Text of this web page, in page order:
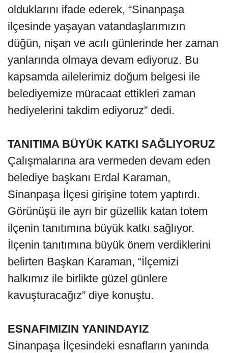
olduklarını ifade ederek, “Sinanpaşa
ilçesinde yaşayan vatandaşlarımızın
düğün, nişan ve acılı günlerinde her zaman
yanlarında olmaya devam ediyoruz. Bu
kapsamda ailelerimiz doğum belgesi ile
belediyemize müracaat ettikleri zaman
hediyelerini takdim ediyoruz” dedi.
TANITIMA BÜYÜK KATKI SAĞLIYORUZ
Çalışmalarına ara vermeden devam eden
belediye başkanı Erdal Karaman,
Sinanpaşa İlçesi girişine totem yaptırdı.
Görünüşü ile ayrı bir güzellik katan totem
ilçenin tanıtımına büyük katkı sağlıyor.
İlçenin tanıtımına büyük önem verdiklerini
belirten Başkan Karaman, “İlçemizi
halkımız ile birlikte güzel günlere
kavuşturacağız” diye konuştu.
ESNAFIMIZIN YANINDAYIZ
Sinanpaşa İlçesindeki esnafların yanında